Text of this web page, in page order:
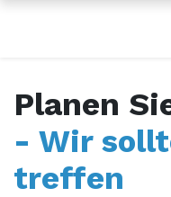
Planen
- Wir
treffen